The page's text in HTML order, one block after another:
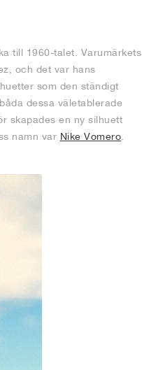
till 1960-talet. Varumärkets
och det var hans
som den ständigt
dessa väletablerade
skapades en ny silhuett
namn var Nike Vomero